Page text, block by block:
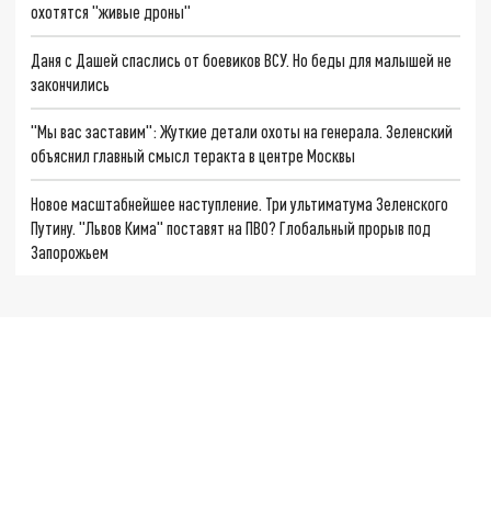
охотятся "живые дроны"
Даня с Дашей спаслись от боевиков ВСУ. Но беды для малышей не
закончились
"Мы вас заставим": Жуткие детали охоты на генерала. Зеленский
объяснил главный смысл теракта в центре Москвы
Новое масштабнейшее наступление. Три ультиматума Зеленского
Путину. "Львов Кима" поставят на ПВО? Глобальный прорыв под
Запорожьем